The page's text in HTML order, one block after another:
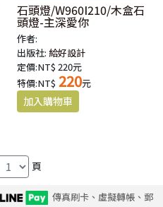
石頭燈/W960I210/木盒石
頭燈-主深愛你
作者:
出版社: 給好設計
定價:NT$ 220元
特價:NT$ 220元
頁
傳真刷卡、虛擬轉帳、郵